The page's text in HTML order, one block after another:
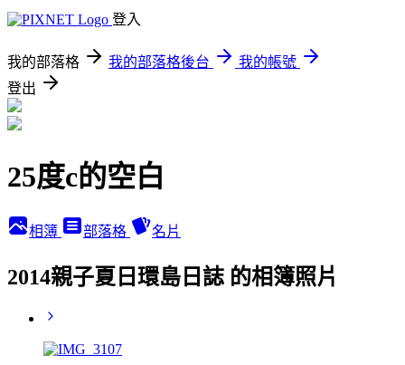
登入
我的部落格 我的部落格後台
我的帳號
登出
25度c的空白
相簿 部落格 名片
2014親子夏日環島日誌 的相簿照片